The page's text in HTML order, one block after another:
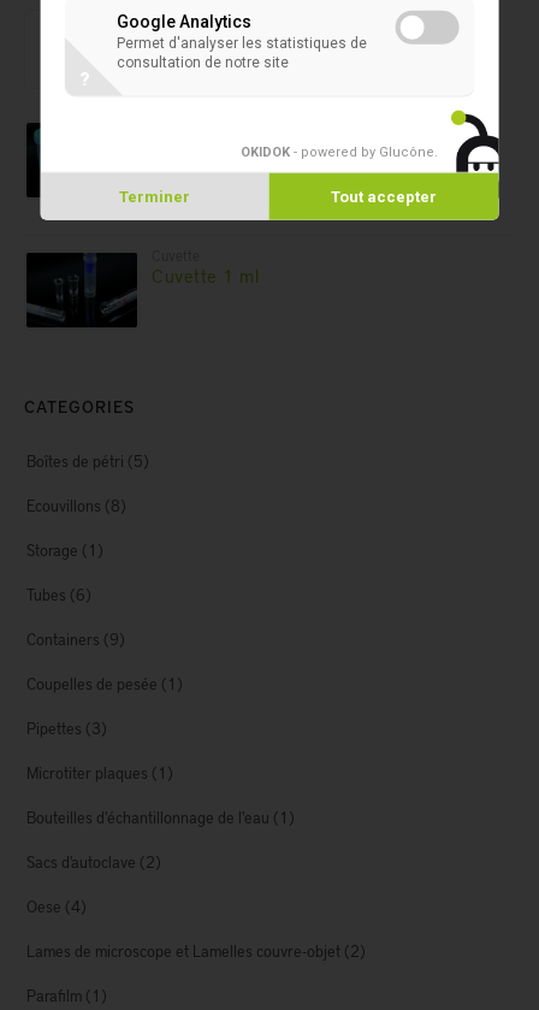
Microtubes 2D
Capper/Decapper 8 canaux SAFE®
Conteneur d'urine 150 ml
Cuvette 1 ml
CATEGORIES
Boîtes de pétri (5)
Ecouvillons (8)
Storage (1)
Tubes (6)
Containers (9)
Coupelles de pesée (1)
Pipettes (3)
Microtiter plaques (1)
Bouteilles d'échantillonnage de l'eau (1)
Sacs d'autoclave (2)
Oese (4)
Lames de microscope et Lamelles couvre-objet (2)
Parafilm (1)
Google Analytics
Permet d'analyser les statistiques de
consultation de notre site
?
OKIDOK - powered by Glucône
Terminer Tout accepter